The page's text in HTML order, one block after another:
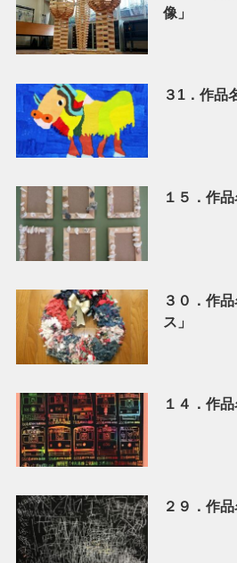
像」
３1．作品
１５．作品
３０．作
ス」
１４．作品
２９．作品